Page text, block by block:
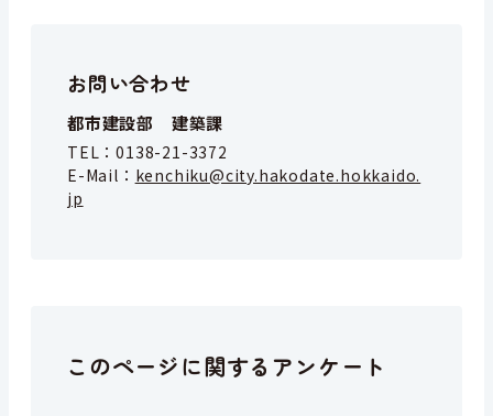
お問い合わせ
都市建設部 建築課
TEL：0138-21-3372
E-Mail： kenchiku@city.hakodate.hokkaido.
jp
このページに関するアンケート